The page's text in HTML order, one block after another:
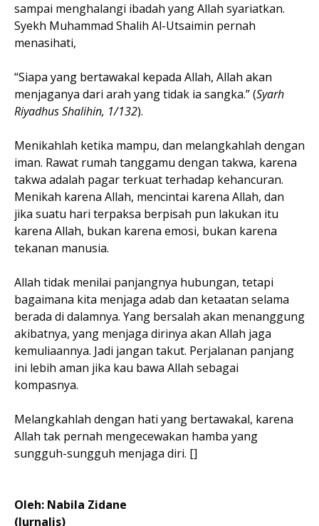
sampai menghalangi ibadah yang Allah syariatkan.
Syekh Muhammad Shalih Al-Utsaimin pernah
menasihati,
“Siapa yang bertawakal kepada Allah, Allah akan
menjaganya dari arah yang tidak ia sangka.” (Syarh
Riyadhus Shalihin, 1/132).
Menikahlah ketika mampu, dan melangkahlah dengan
iman. Rawat rumah tanggamu dengan takwa, karena
takwa adalah pagar terkuat terhadap kehancuran.
Menikah karena Allah, mencintai karena Allah, dan
jika suatu hari terpaksa berpisah pun lakukan itu
karena Allah, bukan karena emosi, bukan karena
tekanan manusia.
Allah tidak menilai panjangnya hubungan, tetapi
bagaimana kita menjaga adab dan ketaatan selama
berada di dalamnya. Yang bersalah akan menanggung
akibatnya, yang menjaga dirinya akan Allah jaga
kemuliaannya. Jadi jangan takut. Perjalanan panjang
ini lebih aman jika kau bawa Allah sebagai
kompasnya.
Melangkahlah dengan hati yang bertawakal, karena
Allah tak pernah mengecewakan hamba yang
sungguh-sungguh menjaga diri. []
Oleh: Nabila Zidane
(Jurnalis)